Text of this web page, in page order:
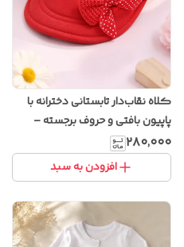
کلاه نقاب‌دار تابستانی دخترانه با
پاپیون بافتی و حروف برجسته –
مدل فانتزی قابل تنظیم
۲۸۰٬۰۰۰
افزودن به سبد